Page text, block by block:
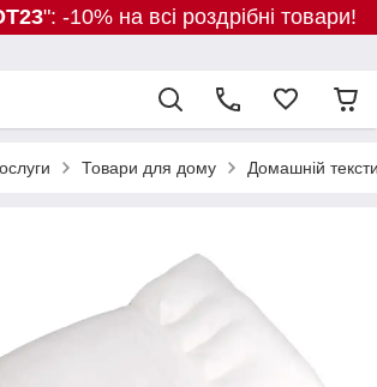
": -10% на всі роздрібні товари!
Товари для дому Домашній